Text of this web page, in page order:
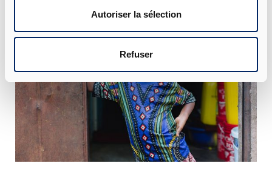
Autoriser la sélection
Refuser